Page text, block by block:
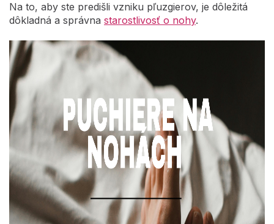
Na to, aby ste predišli vzniku pľuzgierov, je dôležitá
dôkladná a správna starostlivosť o nohy.